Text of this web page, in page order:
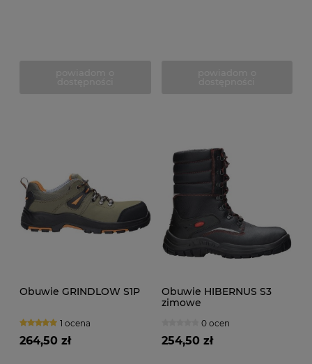
Obuwie GRINDLOW S1P
1 ocena
264,50 zł
Obuwie HIBERNUS S3
zimowe
0 ocen
254,50 zł